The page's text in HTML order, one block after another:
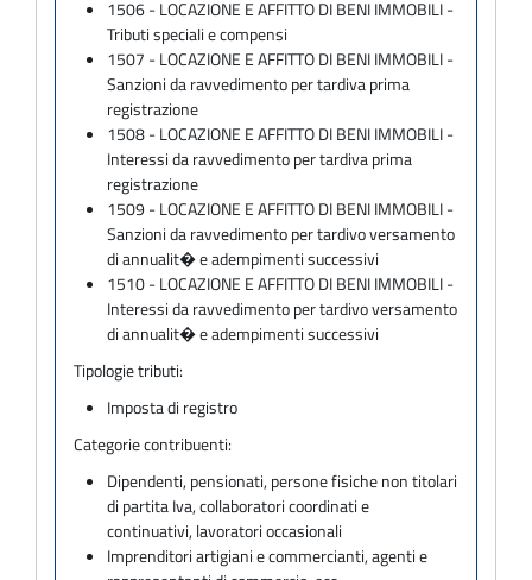
1506 - LOCAZIONE E AFFITTO DI BENI IMMOBILI -
Tributi speciali e compensi
1507 - LOCAZIONE E AFFITTO DI BENI IMMOBILI -
Sanzioni da ravvedimento per tardiva prima
registrazione
1508 - LOCAZIONE E AFFITTO DI BENI IMMOBILI -
Interessi da ravvedimento per tardiva prima
registrazione
1509 - LOCAZIONE E AFFITTO DI BENI IMMOBILI -
Sanzioni da ravvedimento per tardivo versamento
di annualit� e adempimenti successivi
1510 - LOCAZIONE E AFFITTO DI BENI IMMOBILI -
Interessi da ravvedimento per tardivo versamento
di annualit� e adempimenti successivi
Tipologie tributi:
Imposta di registro
Categorie contribuenti:
Dipendenti, pensionati, persone fisiche non titolari
di partita Iva, collaboratori coordinati e
continuativi, lavoratori occasionali
Imprenditori artigiani e commercianti, agenti e